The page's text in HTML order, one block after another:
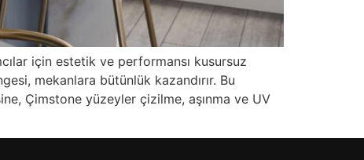
için estetik ve performansı kusursuz
mekanlara bütünlük kazandırır. Bu
Çimstone yüzeyler çizilme, aşınma ve UV